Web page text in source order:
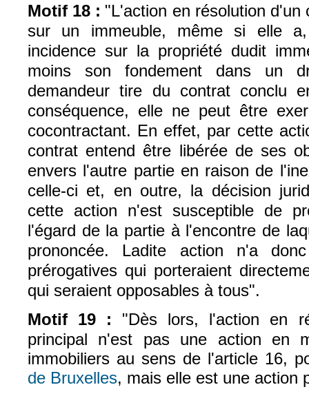
Motif 18 : "L'action en résolution d'un
sur un immeuble, même si elle
incidence sur la propriété dudit
moins son fondement dans un
demandeur tire du contrat conclu
conséquence, elle ne peut être
cocontractant. En effet, par cette
contrat entend être libérée de ses
envers l'autre partie en raison de
celle-ci et, en outre, la décision
cette action n'est susceptible de
l'égard de la partie à l'encontre de
prononcée. Ladite action n'a
prérogatives qui porteraient
qui seraient opposables à tous".
Motif 19 :
"Dès lors, l'action en
principal n'est pas une action en
immobiliers au sens de l'article 16,
de Bruxelles (le lien est externe)
, mais elle est une action